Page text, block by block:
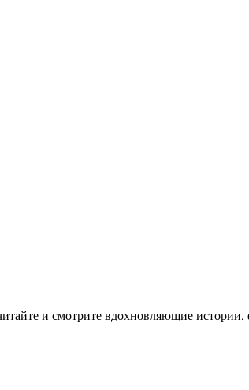
и смотрите вдохновляющие